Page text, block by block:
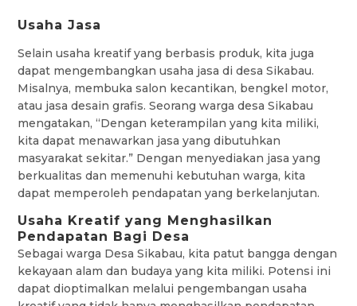
Usaha Jasa
Selain usaha kreatif yang berbasis produk, kita juga
dapat mengembangkan usaha jasa di desa Sikabau.
Misalnya, membuka salon kecantikan, bengkel motor,
atau jasa desain grafis. Seorang warga desa Sikabau
mengatakan, “Dengan keterampilan yang kita miliki,
kita dapat menawarkan jasa yang dibutuhkan
masyarakat sekitar.” Dengan menyediakan jasa yang
berkualitas dan memenuhi kebutuhan warga, kita
dapat memperoleh pendapatan yang berkelanjutan.
Usaha Kreatif yang Menghasilkan
Pendapatan Bagi Desa
Sebagai warga Desa Sikabau, kita patut bangga dengan
kekayaan alam dan budaya yang kita miliki. Potensi ini
dapat dioptimalkan melalui pengembangan usaha